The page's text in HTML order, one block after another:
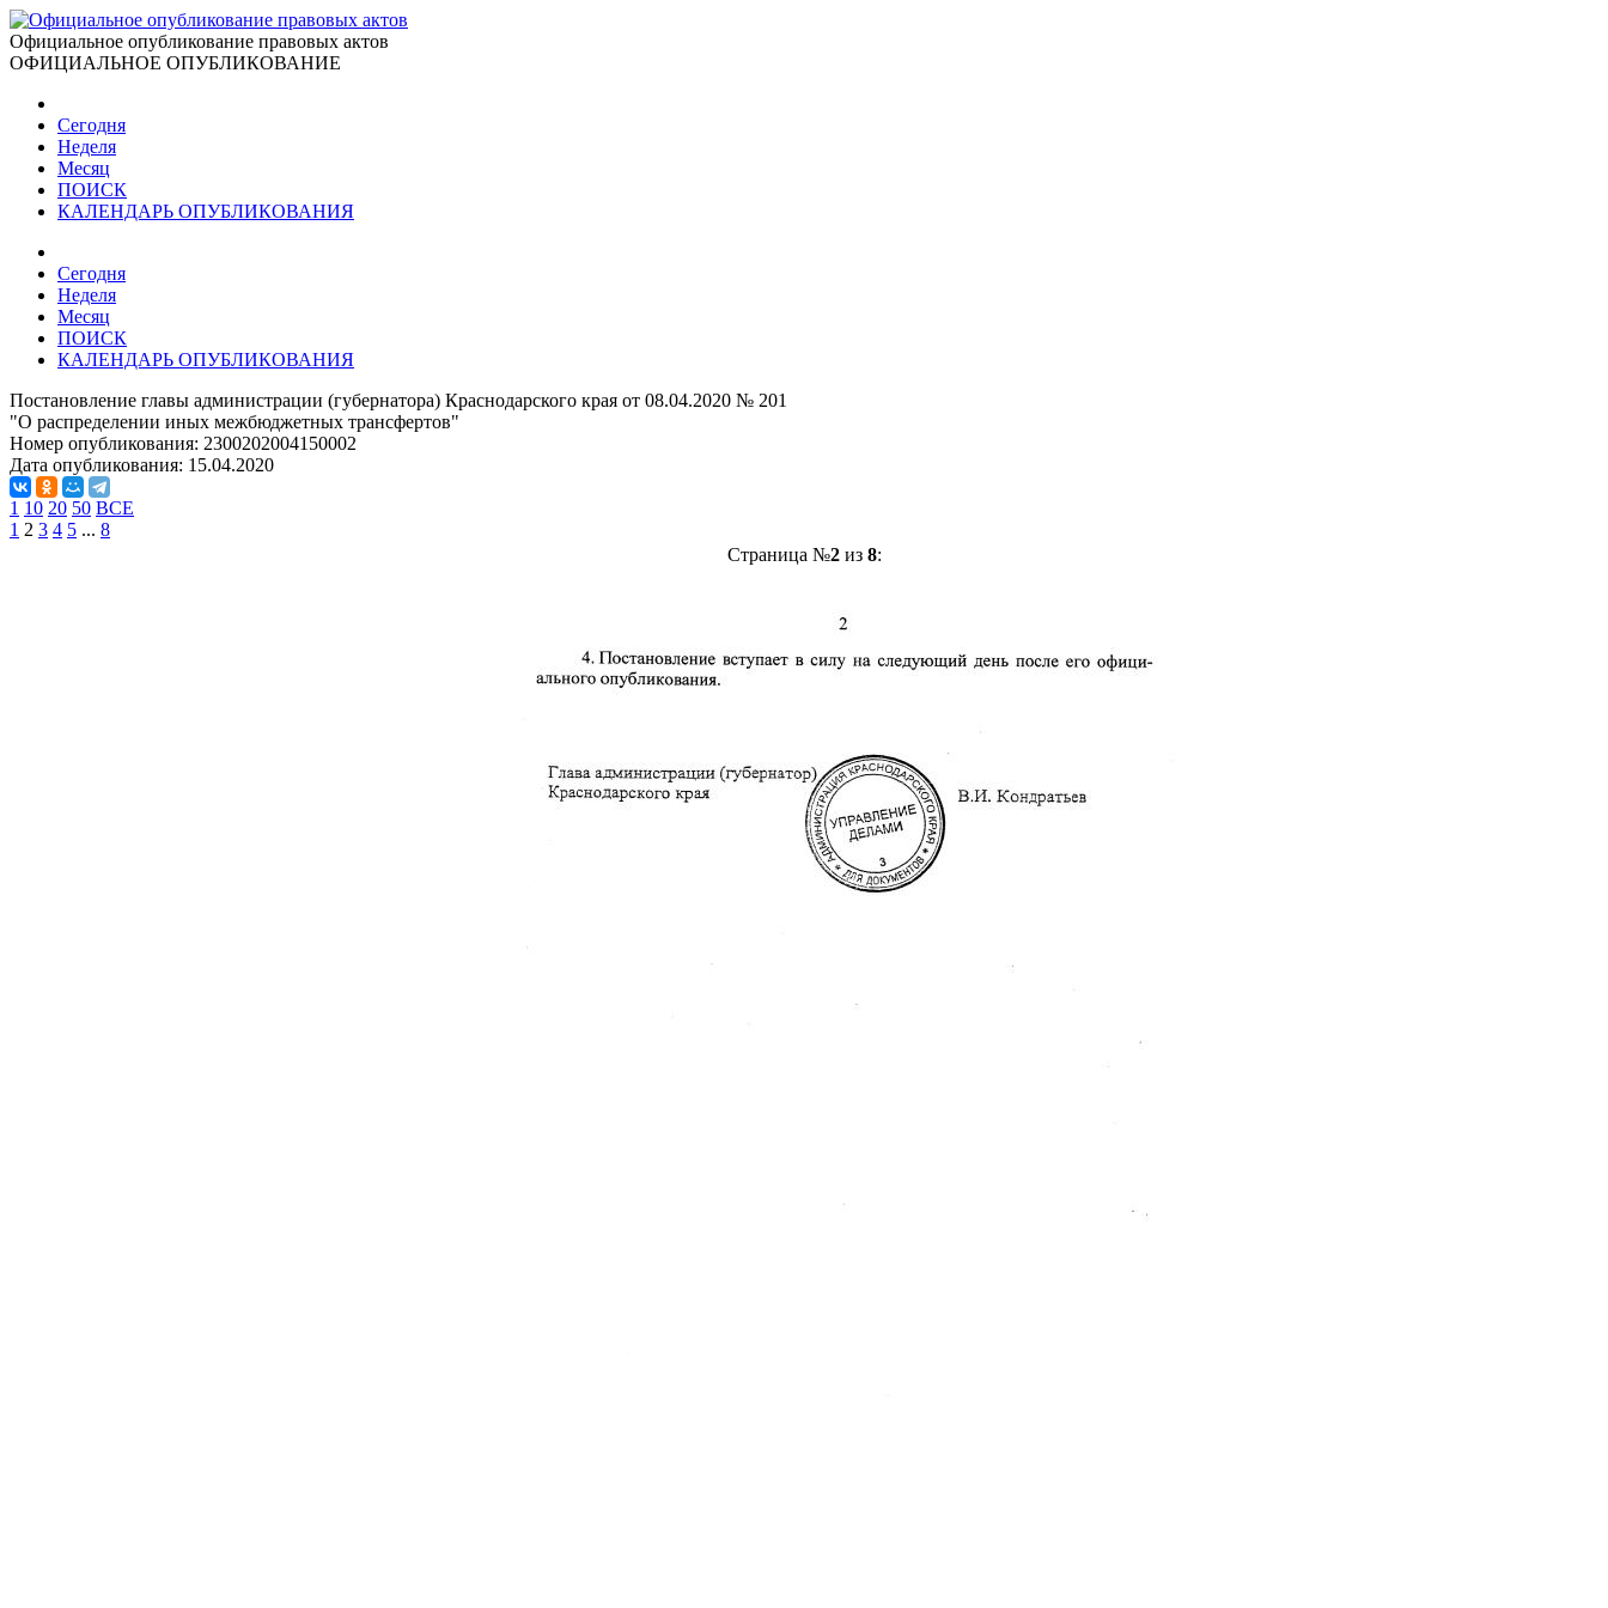
Официальное опубликование правовых актов
ОФИЦИАЛЬНОЕ ОПУБЛИКОВАНИЕ
Сегодня
Неделя
Месяц
ПОИСК
КАЛЕНДАРЬ ОПУБЛИКОВАНИЯ
Сегодня
Неделя
Месяц
ПОИСК
КАЛЕНДАРЬ ОПУБЛИКОВАНИЯ
Постановление главы администрации (губернатора) Краснодарского края от 08.04.2020 № 201
"О распределении иных межбюджетных трансфертов"
Номер опубликования: 2300202004150002
Дата опубликования: 15.04.2020
1 10 20 50 ВСЕ
1 2 3 4 5 ... 8
Страница №2из 8: